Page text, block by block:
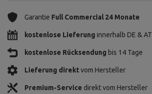
Garantie Full Commercial 24 Monate
kostenlose Lieferung innerhalb DE & AT
kostenlose Rücksendung bis 14 Tage
Lieferung direktvom Hersteller
Premium-Service direkt vom Hersteller